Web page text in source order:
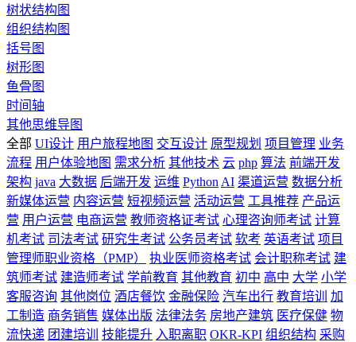
树状结构图
组织结构图
括号图
树形图
鱼骨图
时间轴
其他思维导图
全部 UI设计 用户旅程地图 交互设计 原型规划 项目管理 业务
流程 用户体验地图 需求分析 其他技术 云 php 算法 前端开发
架构 java 大数据 后端开发 运维 Python AI 渠道运营 数据分析
新媒体运营 内容运营 短视频运营 活动运营 工具推荐 产品运
营 用户运营 电商运营 教师资格证考试 心理咨询师考试 计算
机考试 司法考试 研究生考试 公务员考试 软考 英语考试 项目
管理师职业资格（PMP）
执业医师资格考试 会计职称考试 建
筑师考试 建造师考试 学前教育 其他教育 初中 高中 大学 小学
客服咨询 其他岗位 酒店餐饮 金融保险 汽车出行 教育培训
加
工制造 商务销售 媒体出版 法律法务 房地产建筑 医疗保健 物
流快递 团建培训 技能提升 入职离职 OKR-KPI 组织结构 采购